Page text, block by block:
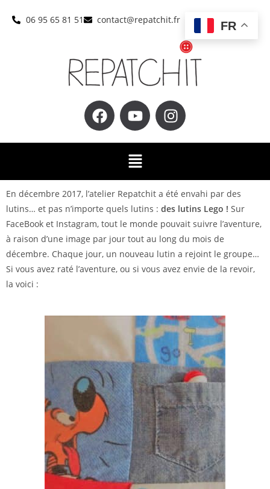
06 95 65 81 51 contact@repatchit.fr
En décembre 2017, l’atelier Repatchit a été envahi par des
lutins… et pas n’importe quels lutins : des lutins Lego ! Sur
FaceBook et Instagram, tout le monde pouvait suivre l’aventure,
à raison d’une image par jour tout au long du mois de
décembre. Chaque jour, un nouveau lutin a rejoint le groupe…
Si vous avez raté l’aventure, ou si vous avez envie de la revoir,
la voici :
FR